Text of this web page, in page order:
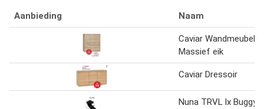
Aanbieding Naam
Caviar Wandmeubel
Massief eik
Caviar Dressoir
Nuna TRVL lx Buggy